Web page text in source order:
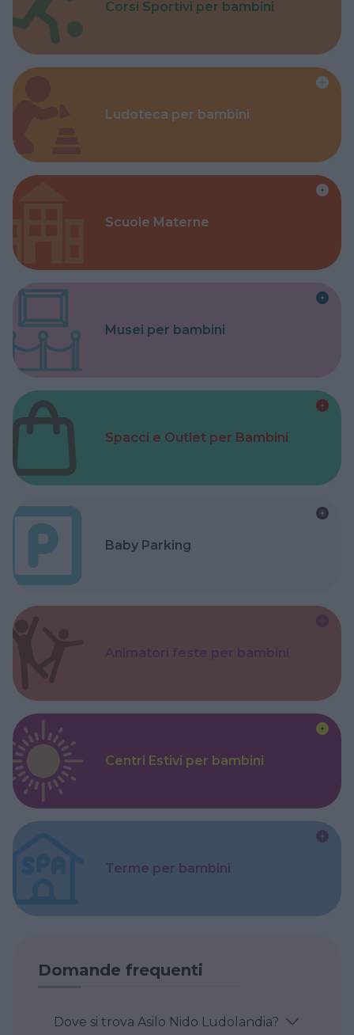
Corsi Sportivi per bambini
Ludoteca per bambini
Scuole Materne
Musei per bambini
Spacci e Outlet per Bambini
Baby Parking
Centri Estivi per bambini
Terme per bambini
Domande frequenti
Dove si trova Asilo Nido Ludolandia?